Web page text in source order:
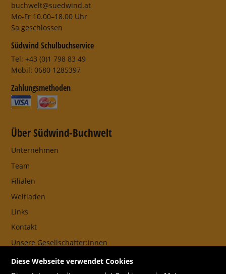
buchwelt@suedwind.at
Mo-Fr 10.00–18.00 Uhr
Sa geschlossen
Südwind Schulbuchservice
Tel: +43 (0)1 798 83 49
Mobil: 0680 1285397
Zahlungsmethoden
Über Südwind-Buchwelt
Unternehmen
Team
Filialen
Weltladen
Links
Kontakt
Unsere Gesellschafter:innen
AGB
Diese Webseite verwendet Cookies